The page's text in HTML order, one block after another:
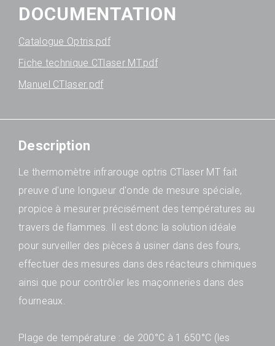
DOCUMENTATION
Catalogue Optris.pdf
Fiche technique CTlaser MT.pdf
Manuel CTlaser.pdf
Description
Le thermomètre infrarouge optris CTlaser MT fait
preuve d'une longueur d'onde de mesure spéciale,
propice à mesurer précisément des températures au
travers de flammes. Il est donc la solution idéale
pour surveiller des pièces à usiner dans des fours,
effectuer des mesures dans des réacteurs chimiques
ainsi que pour contrôler les maçonneries dans des
fourneaux.
Plage de température : de 200°C à 1.650°C (les